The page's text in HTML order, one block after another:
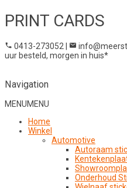
PRINT CARDS
0413-273052 |
uur besteld, morgen in huis*
Navigation
MENUMENU
Home
Winkel
Automotive
Autoraam
Onderhoud